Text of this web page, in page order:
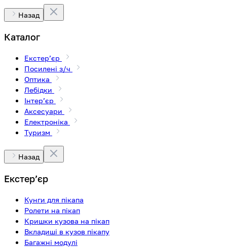
Назад
Каталог
Екстерʼєр
Посилені з/ч
Оптика
Лебідки
Інтерʼєр
Аксесуари
Електроніка
Туризм
Назад
Екстерʼєр
Кунги для пікапа
Ролети на пікап
Кришки кузова на пікап
Вкладиші в кузов пікапу
Багажні модулі